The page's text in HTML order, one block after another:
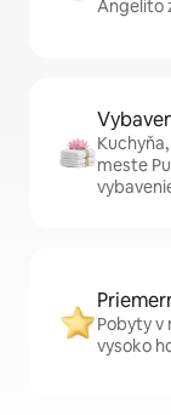
Angelito
meste
Pobyty v
vysoko